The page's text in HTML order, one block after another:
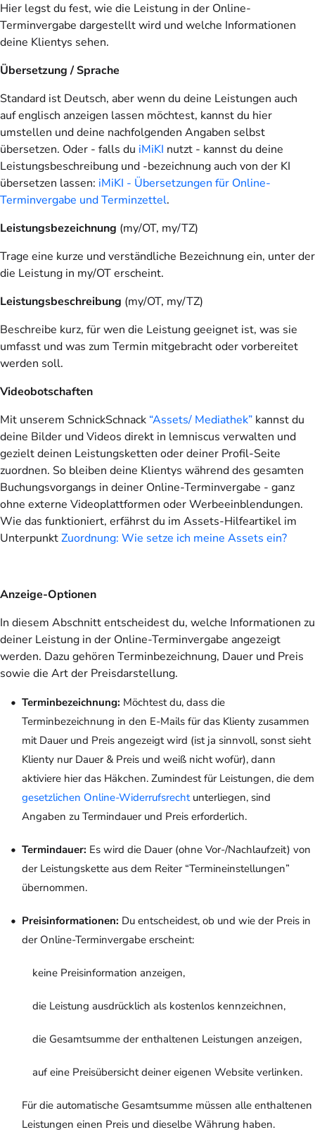
Hier legst du fest, wie die Leistung in der Online-
Terminvergabe dargestellt wird und welche Informationen
deine Klientys sehen.
Übersetzung / Sprache
Standard ist Deutsch, aber wenn du deine Leistungen auch
auf englisch anzeigen lassen möchtest, kannst du hier
umstellen und deine nachfolgenden Angaben selbst
übersetzen. Oder - falls du iMiKI nutzt - kannst du deine
Leistungsbeschreibung und -bezeichnung auch von der KI
übersetzen lassen: iMiKI - Übersetzungen für Online-
Terminvergabe und Terminzettel.
Leistungsbezeichnung (my/OT, my/TZ)
Trage eine kurze und verständliche Bezeichnung ein, unter der
die Leistung in my/OT erscheint.
Leistungsbeschreibung (my/OT, my/TZ)
Beschreibe kurz, für wen die Leistung geeignet ist, was sie
umfasst und was zum Termin mitgebracht oder vorbereitet
werden soll.
Videobotschaften
Mit unserem SchnickSchnack “Assets/ Mediathek” kannst du
deine Bilder und Videos direkt in lemniscus verwalten und
gezielt deinen Leistungsketten oder deiner Profil-Seite
zuordnen. So bleiben deine Klientys während des gesamten
Buchungsvorgangs in deiner Online-Terminvergabe - ganz
ohne externe Videoplattformen oder Werbeeinblendungen.
Wie das funktioniert, erfährst du im Assets-Hilfeartikel im
UnterpunktZuordnung: Wie setze ich meine Assets ein?
Anzeige-Optionen
In diesem Abschnitt entscheidest du, welche Informationen zu
deiner Leistung in der Online-Terminvergabe angezeigt
werden. Dazu gehören Terminbezeichnung, Dauer und Preis
sowie die Art der Preisdarstellung.
Terminbezeichnung: Möchtest du, dass die
Terminbezeichnung in den E-Mails für das Klienty zusammen
mit Dauer und Preis angezeigt wird (ist ja sinnvoll, sonst sieht
Klienty nur Dauer & Preis und weiß nicht wofür), dann
aktiviere hier das Häkchen. Zumindest für Leistungen, die dem
gesetzlichen Online-Widerrufsrechtunterliegen, sind
Angaben zu Termindauer und Preis erforderlich.
Termindauer: Es wird die Dauer (ohne Vor-/Nachlaufzeit) von
der Leistungskette aus dem Reiter “Termineinstellungen”
übernommen.
Preisinformationen: Du entscheidest, ob und wie der Preis in
der Online-Terminvergabe erscheint:
keine Preisinformation anzeigen,
die Leistung ausdrücklich als kostenlos kennzeichnen,
die Gesamtsumme der enthaltenen Leistungen anzeigen,
auf eine Preisübersicht deiner eigenen Website verlinken.
Für die automatische Gesamtsumme müssen alle enthaltenen
Leistungen einen Preis und dieselbe Währung haben.